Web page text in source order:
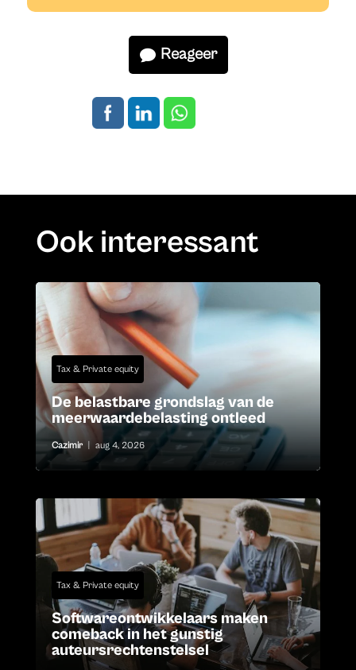
Reageer
Ook interessant
Tax & Private equity
De belastbare grondslag van de
meerwaardebelasting ontleed
Cazimir aug 4, 2026
Tax & Private equity
Softwareontwikkelaars maken
comeback in het gunstig
auteursrechtenstelsel